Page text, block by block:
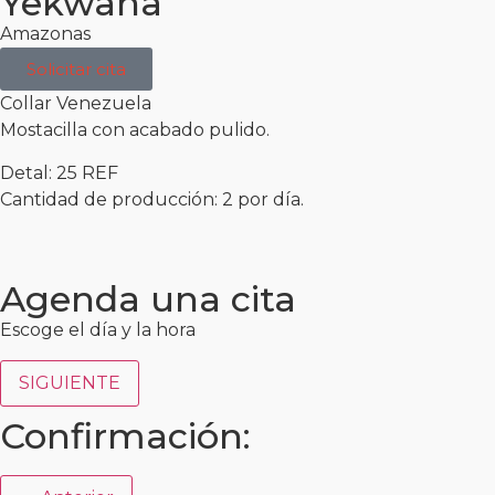
Amazonas
Solicitar cita
Collar Venezuela
Mostacilla con acabado pulido.
Detal: 25 REF
Cantidad de producción: 2 por día.
Agenda una cita
Escoge el día y la hora
SIGUIENTE
Confirmación: